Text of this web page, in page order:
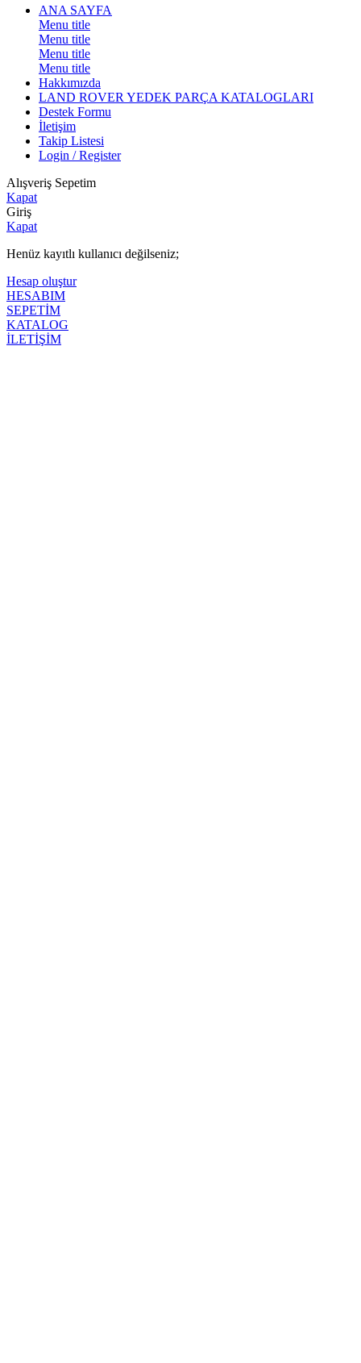
ANA SAYFA
Menu title
Menu title
Menu title
Menu title
Hakkımızda
LAND ROVER YEDEK PARÇA KATALOGLARI
Destek Formu
İletişim
Takip Listesi
Login / Register
Alışveriş Sepetim
Kapat
Giriş
Kapat
Henüz kayıtlı kullanıcı değilseniz;
Hesap oluştur
HESABIM
SEPETİM
KATALOG
İLETİŞİM